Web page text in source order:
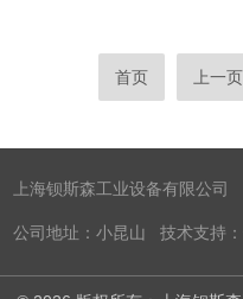
首页 上一页
上海钡斯森工业设备有限公司
公司地址：小昆山 技术支持：